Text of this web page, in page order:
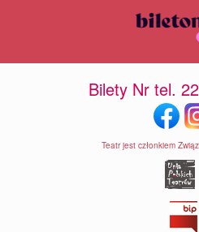
Bilety Nr tel.
Teatr jest członkiem